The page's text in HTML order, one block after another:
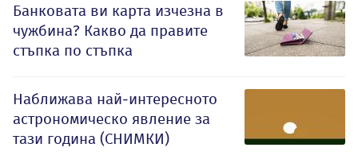
Банковата ви карта изчезна в
чужбина? Какво да правите
стъпка по стъпка
Наближава най-интересното
астрономическо явление за
тази година (СНИМКИ)